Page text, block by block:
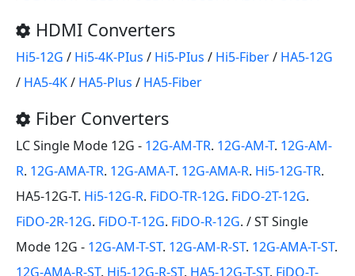
HDMI Converters
Hi5-12G / Hi5-4K-PIus / Hi5-PIus / Hi5-Fiber/ HA5-12G
/ HA5-4K/ HA5-Plus / HA5-Fiber
Fiber Converters
LC Single Mode 12G - 12G-AM-TR. 12G-AM-T. 12G-AM-
R. 12G-AMA-TR. 12G-AMA-T. 12G-AMA-R. Hi5-12G-TR.
HA5-12G-T. Hi5-12G-R. FiDO-TR-12G. FiDO-2T-12G.
FiDO-2R-12G. FiDO-T-12G. FiDO-R-12G. / ST Single
Mode 12G - 12G-AM-T-ST. 12G-AM-R-ST. 12G-AMA-T-ST.
12G-AMA-R-ST. Hi5-12G-R-ST. HA5-12G-T-ST. FiDO-T-